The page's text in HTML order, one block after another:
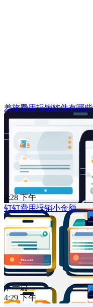
差旅费用报销软件有哪些
4:28 下午
钉钉费用报销小金额
下一篇
4:29 下午